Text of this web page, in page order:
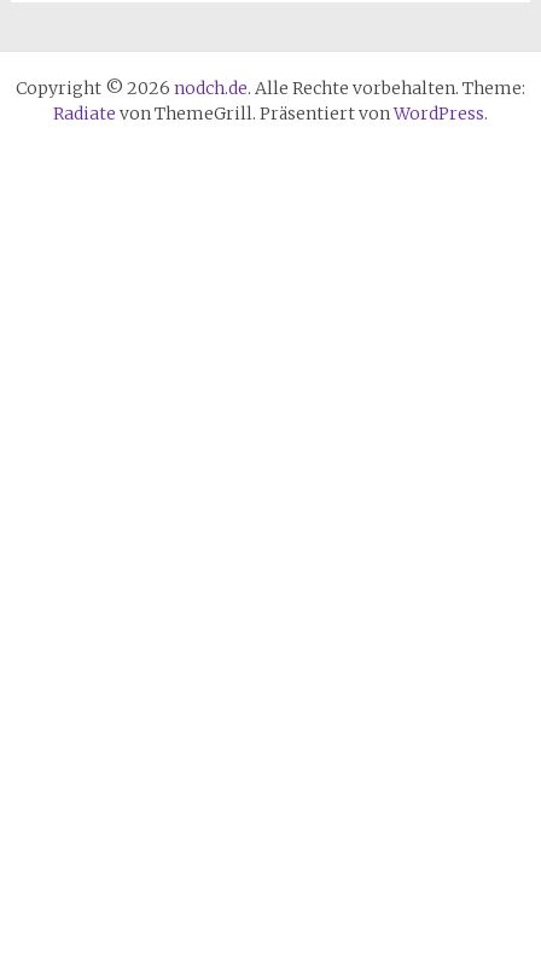
Copyright © 2026 nodch.de. Alle Rechte vorbehalten. Theme:
Radiate von ThemeGrill. Präsentiert vonWordPress.